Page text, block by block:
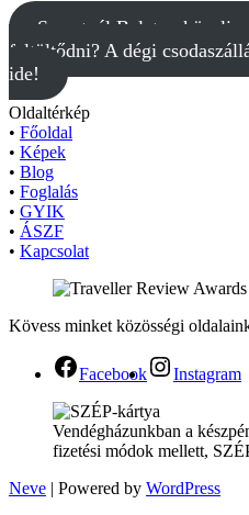
Szeretnél Balaton közeli,
feltöltődni? A dégi
ide!
Oldaltérkép
• Főoldal
• Képek
• Blog
• Foglalás
• GYIK
• ÁSZF
• Kapcsolat
Kövess minket közösségi
Facebook Instagram
Vendégházunkban a
fizetési módok mellett,
Neve | Powered by WordPress